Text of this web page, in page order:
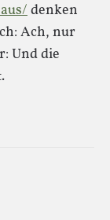
denken
Ach, nur
Und die